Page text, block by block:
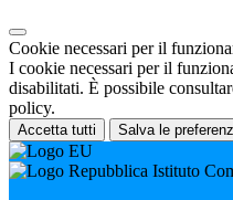
Cookie necessari per il
I cookie necessari per il
disabilitati. È possibile
policy.
Accetta tutti Salva le
Istituto